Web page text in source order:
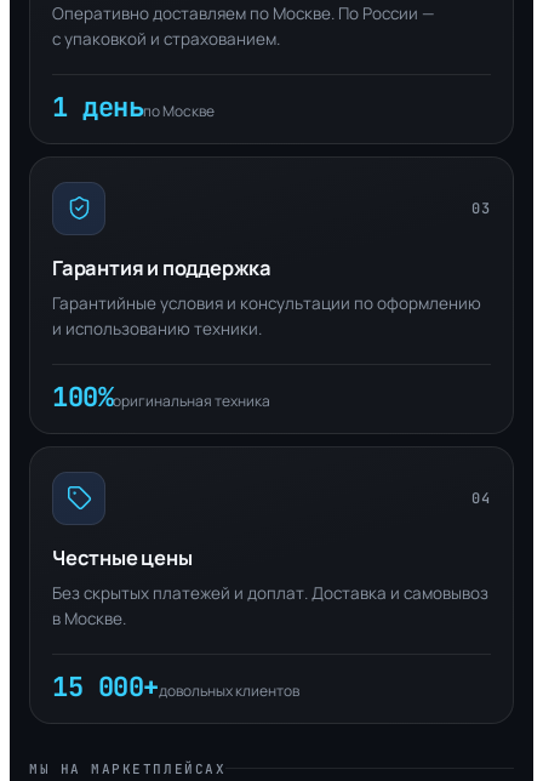
Оперативно доставляем по Москве. По России —
с упаковкой и страхованием.
1 деньпо Москве
03
Гарантия и поддержка
Гарантийные условия и консультации по оформлению
и использованию техники.
100%оригинальная техника
04
Честные цены
Без скрытых платежей и доплат. Доставка и самовывоз
в Москве.
15 000+довольных клиентов
МЫ НА МАРКЕТПЛЕЙСАХ